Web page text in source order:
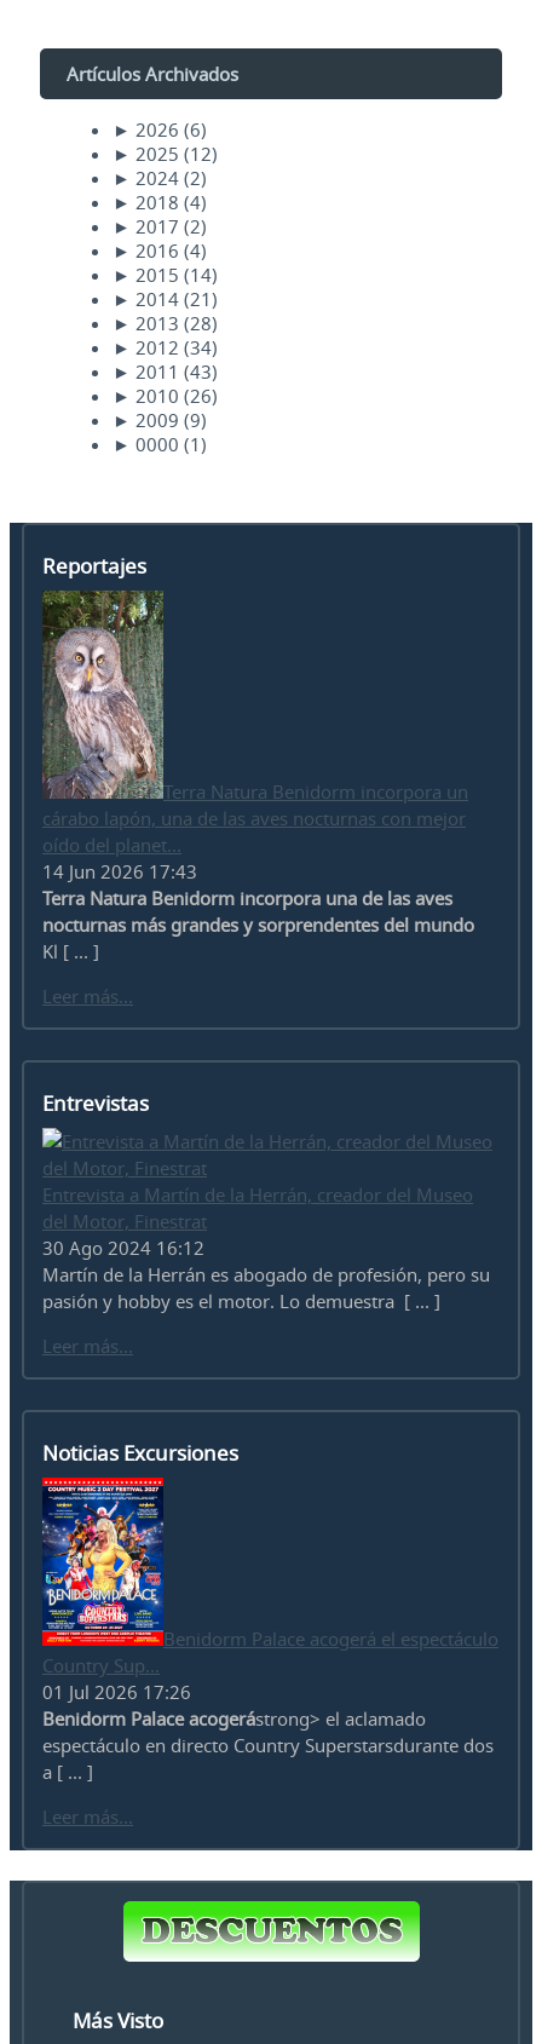
Artículos Archivados
► 2026 (6)
► 2025 (12)
► 2024 (2)
► 2018 (4)
► 2017 (2)
► 2016 (4)
► 2015 (14)
► 2014 (21)
► 2013 (28)
► 2012 (34)
► 2011 (43)
► 2010 (26)
► 2009 (9)
► 0000 (1)
Reportajes
Terra Natura Benidorm incorpora un
cárabo lapón, una de las aves nocturnas con mejor
oído del planet...
14 Jun 2026 17:43
Terra Natura Benidorm incorpora una de las aves
nocturnas más grandes y sorprendentes del mundo
Kl [ ... ]
Leer más...
Entrevistas
Entrevista a Martín de la Herrán, creador del Museo
del Motor, Finestrat
30 Ago 2024 16:12
Martín de la Herrán es abogado de profesión, pero su
pasión y hobby es el motor. Lo demuestra [ ... ]
Leer más...
Noticias Excursiones
Benidorm Palace acogerá el espectáculo
Country Sup...
01 Jul 2026 17:26
Benidorm Palace acogerástrong> el aclamado
espectáculo en directo Country Superstarsdurante dos
a [ ... ]
Leer más...
Más Visto